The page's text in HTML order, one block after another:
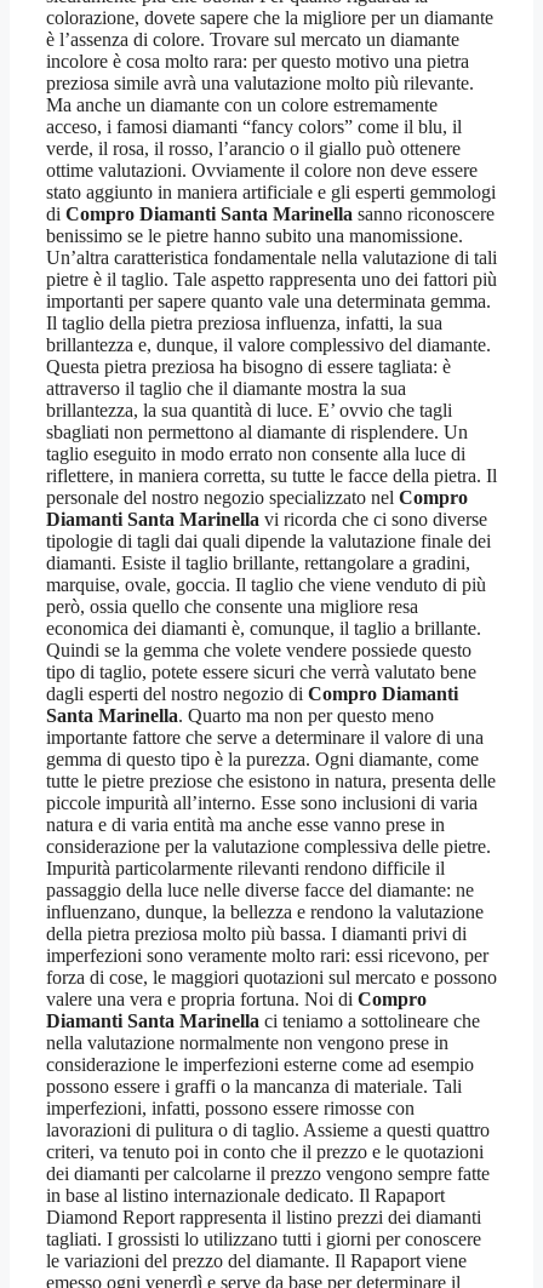
colorazione, dovete sapere che la migliore per un diamante
è l’assenza di colore. Trovare sul mercato un diamante
incolore è cosa molto rara: per questo motivo una pietra
preziosa simile avrà una valutazione molto più rilevante.
Ma anche un diamante con un colore estremamente
acceso, i famosi diamanti “fancy colors” come il blu, il
verde, il rosa, il rosso, l’arancio o il giallo può ottenere
ottime valutazioni. Ovviamente il colore non deve essere
stato aggiunto in maniera artificiale e gli esperti gemmologi
di Compro Diamanti Santa Marinella sanno riconoscere
benissimo se le pietre hanno subito una manomissione.
Un’altra caratteristica fondamentale nella valutazione di tali
pietre è il taglio. Tale aspetto rappresenta uno dei fattori più
importanti per sapere quanto vale una determinata gemma.
Il taglio della pietra preziosa influenza, infatti, la sua
brillantezza e, dunque, il valore complessivo del diamante.
Questa pietra preziosa ha bisogno di essere tagliata: è
attraverso il taglio che il diamante mostra la sua
brillantezza, la sua quantità di luce. E’ ovvio che tagli
sbagliati non permettono al diamante di risplendere. Un
taglio eseguito in modo errato non consente alla luce di
riflettere, in maniera corretta, su tutte le facce della pietra. Il
personale del nostro negozio specializzato nel Compro
Diamanti Santa Marinella vi ricorda che ci sono diverse
tipologie di tagli dai quali dipende la valutazione finale dei
diamanti. Esiste il taglio brillante, rettangolare a gradini,
marquise, ovale, goccia. Il taglio che viene venduto di più
però, ossia quello che consente una migliore resa
economica dei diamanti è, comunque, il taglio a brillante.
Quindi se la gemma che volete vendere possiede questo
tipo di taglio, potete essere sicuri che verrà valutato bene
dagli esperti del nostro negozio di Compro Diamanti
Santa Marinella. Quarto ma non per questo meno
importante fattore che serve a determinare il valore di una
gemma di questo tipo è la purezza. Ogni diamante, come
tutte le pietre preziose che esistono in natura, presenta delle
piccole impurità all’interno. Esse sono inclusioni di varia
natura e di varia entità ma anche esse vanno prese in
considerazione per la valutazione complessiva delle pietre.
Impurità particolarmente rilevanti rendono difficile il
passaggio della luce nelle diverse facce del diamante: ne
influenzano, dunque, la bellezza e rendono la valutazione
della pietra preziosa molto più bassa. I diamanti privi di
imperfezioni sono veramente molto rari: essi ricevono, per
forza di cose, le maggiori quotazioni sul mercato e possono
valere una vera e propria fortuna. Noi di Compro
Diamanti Santa Marinella ci teniamo a sottolineare che
nella valutazione normalmente non vengono prese in
considerazione le imperfezioni esterne come ad esempio
possono essere i graffi o la mancanza di materiale. Tali
imperfezioni, infatti, possono essere rimosse con
lavorazioni di pulitura o di taglio. Assieme a questi quattro
criteri, va tenuto poi in conto che il prezzo e le quotazioni
dei diamanti per calcolarne il prezzo vengono sempre fatte
in base al listino internazionale dedicato. Il Rapaport
Diamond Report rappresenta il listino prezzi dei diamanti
tagliati. I grossisti lo utilizzano tutti i giorni per conoscere
le variazioni del prezzo del diamante. Il Rapaport viene
emesso ogni venerdì e serve da base per determinare il